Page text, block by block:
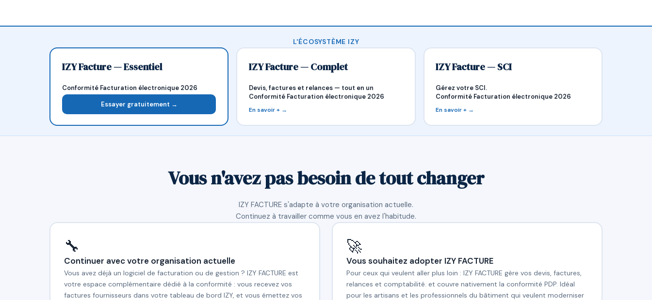
L'ÉCOSYSTÈME IZY
IZY Facture — Essentiel
Conformité Facturation électronique 2026
Essayer gratuitement →
IZY Facture — Complet
Devis, factures et relances — tout en un
Conformité Facturation électronique 2026
En savoir + →
IZY Facture — SCI
Gérez votre SCI.
Conformité Facturation électronique 2026
En savoir + →
Vous n'avez pas besoin de tout changer
IZY FACTURE s'adapte à votre organisation actuelle.
Continuez à travailler comme vous en avez l'habitude.
🔧
Continuer avec votre organisation actuelle
Vous avez déjà un logiciel de facturation ou de gestion ? IZY FACTURE est
votre espace complémentaire dédié à la conformité : vous recevez vos
factures fournisseurs dans votre tableau de bord IZY, et vous émettez vos
🚀
Vous souhaitez adopter IZY FACTURE
Pour ceux qui veulent aller plus loin : IZY FACTURE gère vos devis, factures,
relances et comptabilité. et couvre nativement la conformité PDP. Idéal
pour les artisans et les professionnels du bâtiment qui veulent moderniser